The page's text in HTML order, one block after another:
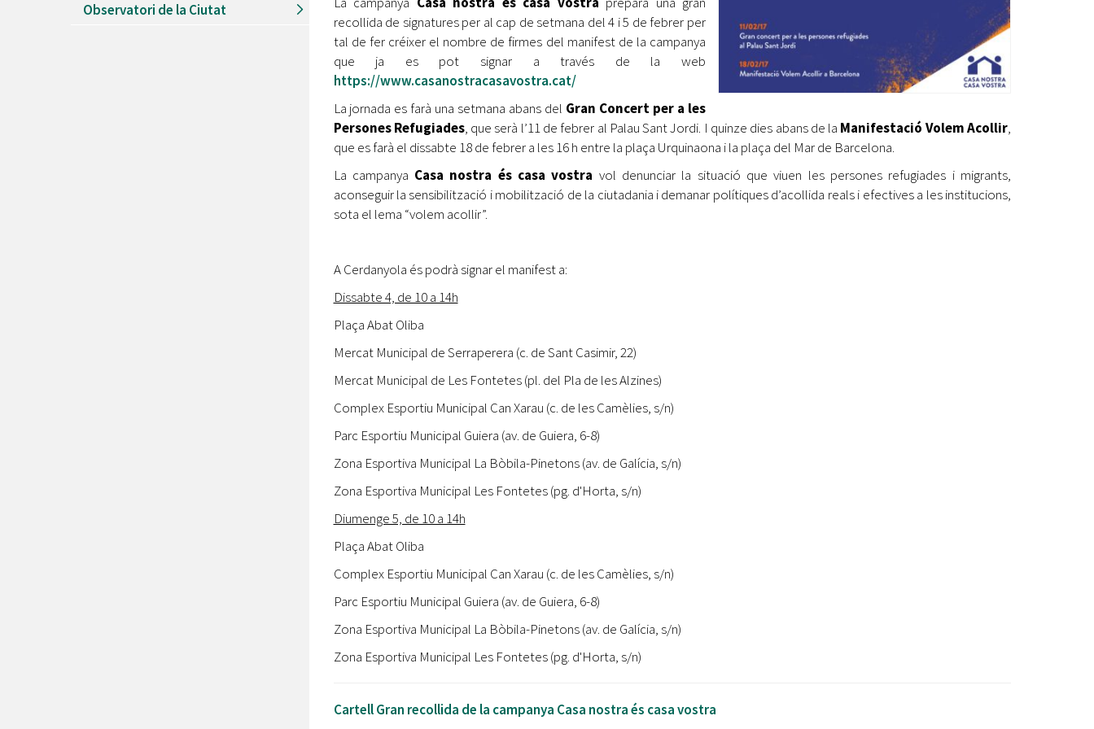
Observatori de la Ciutat
recollida de signatures per al cap de setmana del 4 i 5 de febrer per
tal de fer créixer el nombre de firmes del manifest de la campanya
que ja es pot signar a través de la web
https://www.casanostracasavostra.cat/
La jornada es farà una setmana abans del Gran Concert per a les
Persones Refugiades, que serà l’11 de febrer al Palau Sant Jordi. I quinze dies abans de la Manifestació Volem Acollir,
que es farà el dissabte 18 de febrer a les 16 h entre la plaça Urquinaona i la plaça del Mar de Barcelona.
La campanya Casa nostra és casa vostra vol denunciar la situació que viuen les persones refugiades i migrants,
aconseguir la sensibilització i mobilització de la ciutadania i demanar polítiques d’acollida reals i efectives a les institucions,
sota el lema “volem acollir”.
A Cerdanyola és podrà signar el manifest a:
Dissabte 4, de 10 a 14h
Plaça Abat Oliba
Mercat Municipal de Serraperera (c. de Sant Casimir, 22)
Mercat Municipal de Les Fontetes (pl. del Pla de les Alzines)
Complex Esportiu Municipal Can Xarau (c. de les Camèlies, s/n)
Parc Esportiu Municipal Guiera (av. de Guiera, 6-8)
Zona Esportiva Municipal La Bòbila-Pinetons (av. de Galícia, s/n)
Zona Esportiva Municipal Les Fontetes (pg. d'Horta, s/n)
Diumenge 5, de 10 a 14h
Plaça Abat Oliba
Complex Esportiu Municipal Can Xarau (c. de les Camèlies, s/n)
Parc Esportiu Municipal Guiera (av. de Guiera, 6-8)
Zona Esportiva Municipal La Bòbila-Pinetons (av. de Galícia, s/n)
Zona Esportiva Municipal Les Fontetes (pg. d'Horta, s/n)
Cartell Gran recollida de la campanya Casa nostra és casa vostra